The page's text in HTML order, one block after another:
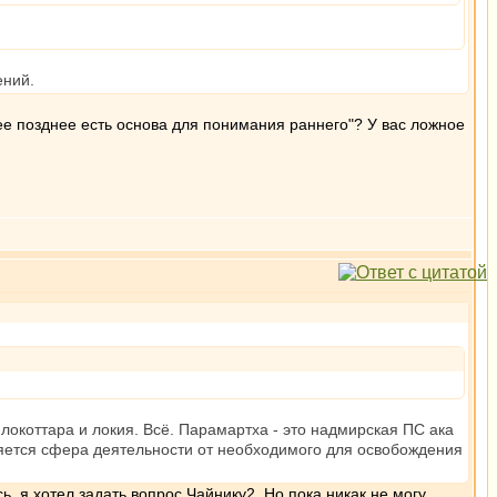
позднее есть основа для понимания раннего"? У вас ложное
и локия. Всё. Парамартха - это надмирская ПС ака
сфера деятельности от необходимого для освобождения